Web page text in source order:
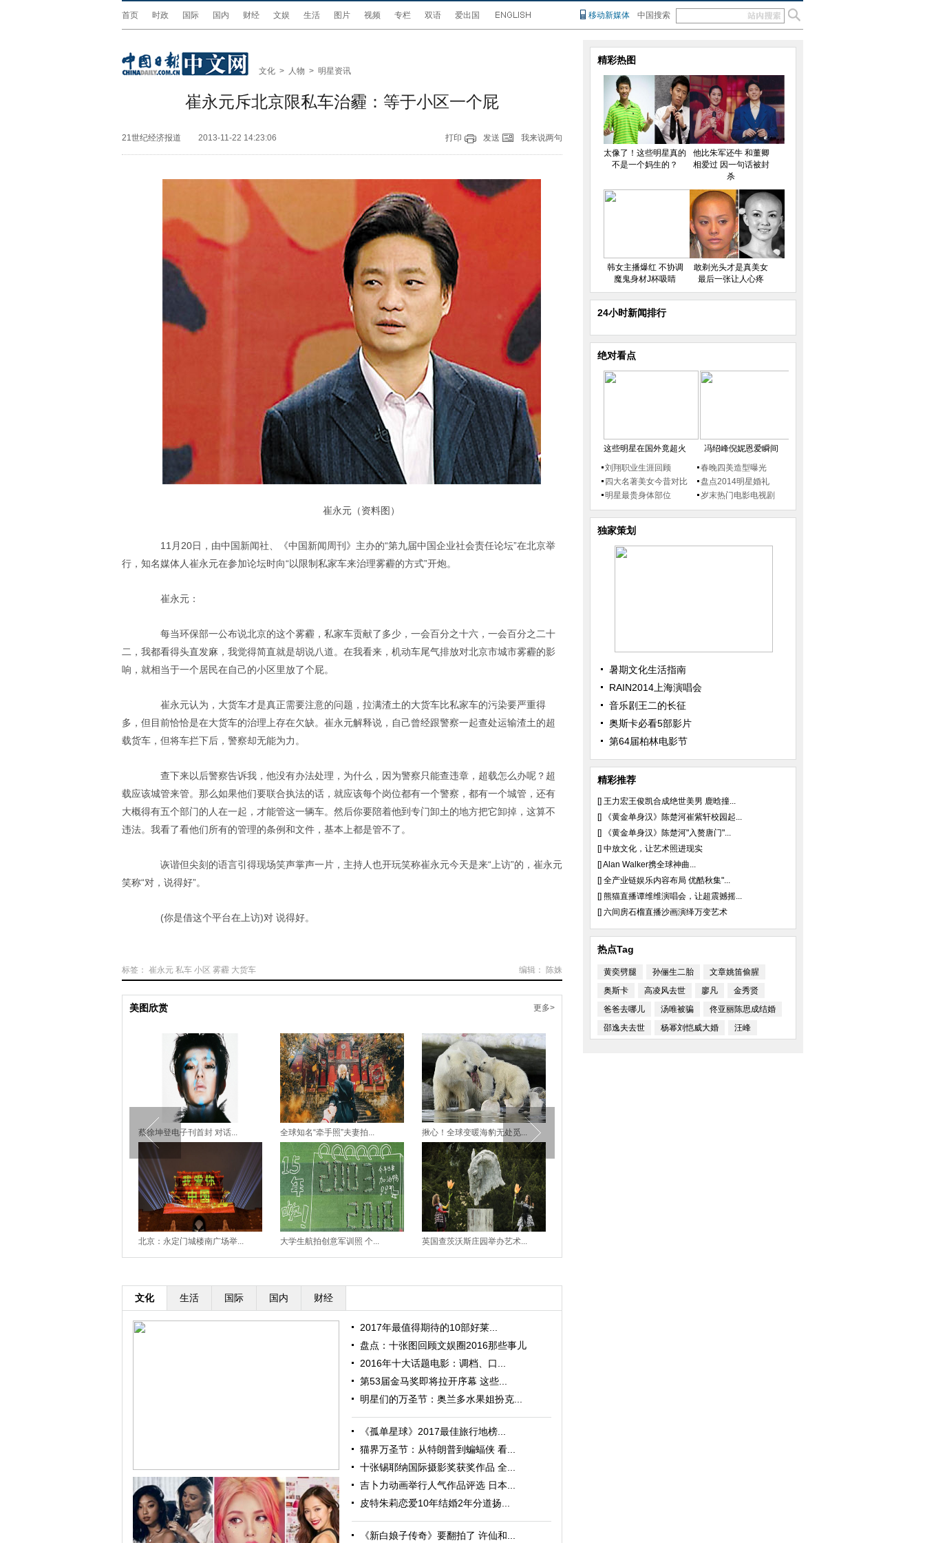
首页 时政 国际 国内 财经 文娱 生活 图片 视频 专栏 双语 爱出国 移动新媒体 中国搜索
文化 > 人物 > 明星资讯
崔永元斥北京限私车治霾：等于小区一个屁
21世纪经济报道 2013-11-22 14:23:06 打印 发送 我来说两句
崔永元（资料图）
11月20日，由中国新闻社、《中国新闻周刊》主办的“第九届中国企业社会责任论坛”在北京举
行，知名媒体人崔永元在参加论坛时向“以限制私家车来治理雾霾的方式”开炮。
崔永元：
每当环保部一公布说北京的这个雾霾，私家车贡献了多少，一会百分之十六，一会百分之二十
二，我都看得头直发麻，我觉得简直就是胡说八道。在我看来，机动车尾气排放对北京市城市雾霾的影
响，就相当于一个居民在自己的小区里放了个屁。
崔永元认为，大货车才是真正需要注意的问题，拉满渣土的大货车比私家车的污染要严重得
多，但目前恰恰是在大货车的治理上存在欠缺。崔永元解释说，自己曾经跟警察一起查处运输渣土的超
载货车，但将车拦下后，警察却无能为力。
查下来以后警察告诉我，他没有办法处理，为什么，因为警察只能查违章，超载怎么办呢？超
载应该城管来管。那么如果他们要联合执法的话，就应该每个岗位都有一个警察，都有一个城管，还有
大概得有五个部门的人在一起，才能管这一辆车。然后你要陪着他到专门卸土的地方把它卸掉，这算不
违法。我看了看他们所有的管理的条例和文件，基本上都是管不了。
诙谐但尖刻的语言引得现场笑声掌声一片，主持人也开玩笑称崔永元今天是来“上访”的，崔永元
笑称“对，说得好”。
(你是借这个平台在上访)对 说得好。
编辑： 陈姝
标签： 崔永元 私车 小区 雾霾 大货车
美图欣赏 更多>
蔡徐坤登电子刊首封 对话... 全球知名“牵手照”夫妻拍... 揪心！全球变暖海豹无处觅...
北京：永定门城楼南广场举... 大学生航拍创意军训照 个... 英国查茨沃斯庄园举办艺术...
文化 生活 国际 国内 财经
2017年最值得期待的10部好莱...
盘点：十张图回顾文娱圈2016那些事儿
2016年十大话题电影：调档、口...
第53届金马奖即将拉开序幕 这些...
明星们的万圣节：奥兰多水果姐扮克...
《孤单星球》2017最佳旅行地榜...
猫界万圣节：从特朗普到蝙蝠侠 看...
十张锡耶纳国际摄影奖获奖作品 全...
吉卜力动画举行人气作品评选 日本...
皮特朱莉恋爱10年结婚2年分道扬...
《新白娘子传奇》要翻拍了 许仙和...
精彩热图
太像了！这些明星真的
不是一个妈生的？
他比朱军还牛 和董卿
相爱过 因一句话被封
杀
韩女主播爆红 不协调
魔鬼身材J杯吸睛
敢剃光头才是真美女
最后一张让人心疼
24小时新闻排行
绝对看点
这些明星在国外竟超火
冯绍峰倪妮恩爱瞬间
刘翔职业生涯回顾
四大名著美女今昔对比
明星最贵身体部位
春晚四美造型曝光
盘点2014明星婚礼
岁末热门电影电视剧
独家策划
暑期文化生活指南
RAIN2014上海演唱会
音乐剧王二的长征
奥斯卡必看5部影片
第64届柏林电影节
精彩推荐
[] 王力宏王俊凯合成绝世美男 鹿晗撞...
[]
《黄金单身汉》陈楚河崔紫轩校园起...
[]
《黄金单身汉》陈楚河"入赘唐门"...
[] 中放文化，让艺术照进现实
[] Alan Walker携全球神曲...
[] 全产业链娱乐内容布局 优酷秋集"...
[] 熊猫直播谭维维演唱会，让超震撼摇...
[] 六间房石榴直播沙画演绎万变艺术
热点Tag
黄奕劈腿 孙俪生二胎
文章姚笛偷腥
奥斯卡
高凌风去世 廖凡
金秀贤
爸爸去哪儿
汤唯被骗
佟亚丽陈思成结婚
邵逸夫去世
杨幂刘恺威大婚 汪峰